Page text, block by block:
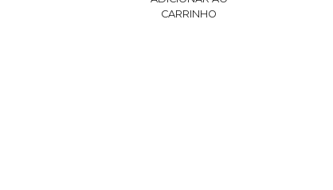
CARRINHO